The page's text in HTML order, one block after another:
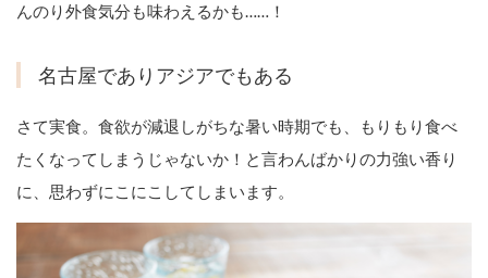
んのり外食気分も味わえるかも……！
名古屋でありアジアでもある
さて実食。食欲が減退しがちな暑い時期でも、もりもり食べ
たくなってしまうじゃないか！と言わんばかりの力強い香り
に、思わずにこにこしてしまいます。